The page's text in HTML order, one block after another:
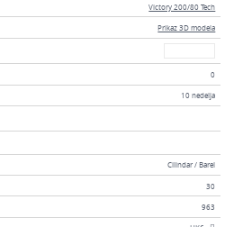
Victory 200/80 Tech
Prikaz 3D modela
0
10 nedelja
Cilindar / Barel
30
963